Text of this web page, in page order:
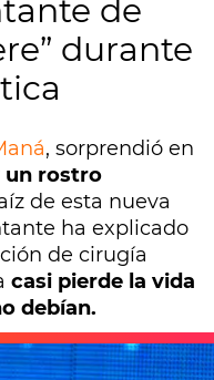
de
durante
, sorprendió en
un rostro
de esta nueva
ha explicado
de cirugía
casi pierde la vida
debían.